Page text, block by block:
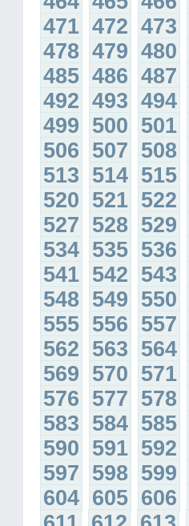
471 472 473
478 479 480
485 486 487
492 493 494
499 500 501
506 507 508
513 514 515
520 521 522
527 528 529
534 535 536
541 542 543
548 549 550
555 556 557
562 563 564
569 570 571
576 577 578
583 584 585
590 591 592
597 598 599
604 605 606